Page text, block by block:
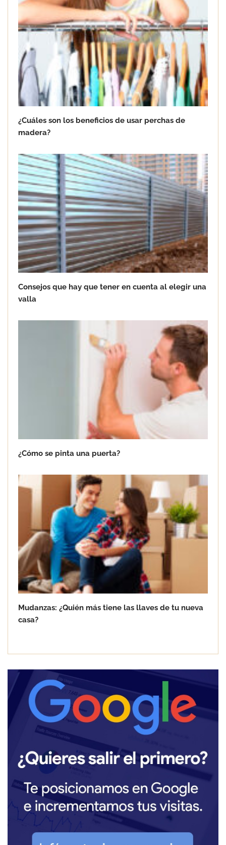
Goo! Lavanderías: el modelo que
revoluciona la colada inteligente junto
a Tormo Franquicias
¿Cuáles son los beneficios de usar perchas de
madera?
Consejos que hay que tener en cuenta al elegir una
valla
¿Cómo se pinta una puerta?
Mudanzas: ¿Quién más tiene las llaves de tu nueva
casa?